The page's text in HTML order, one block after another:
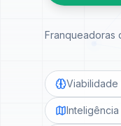
Franqueadoras
Viabilidade